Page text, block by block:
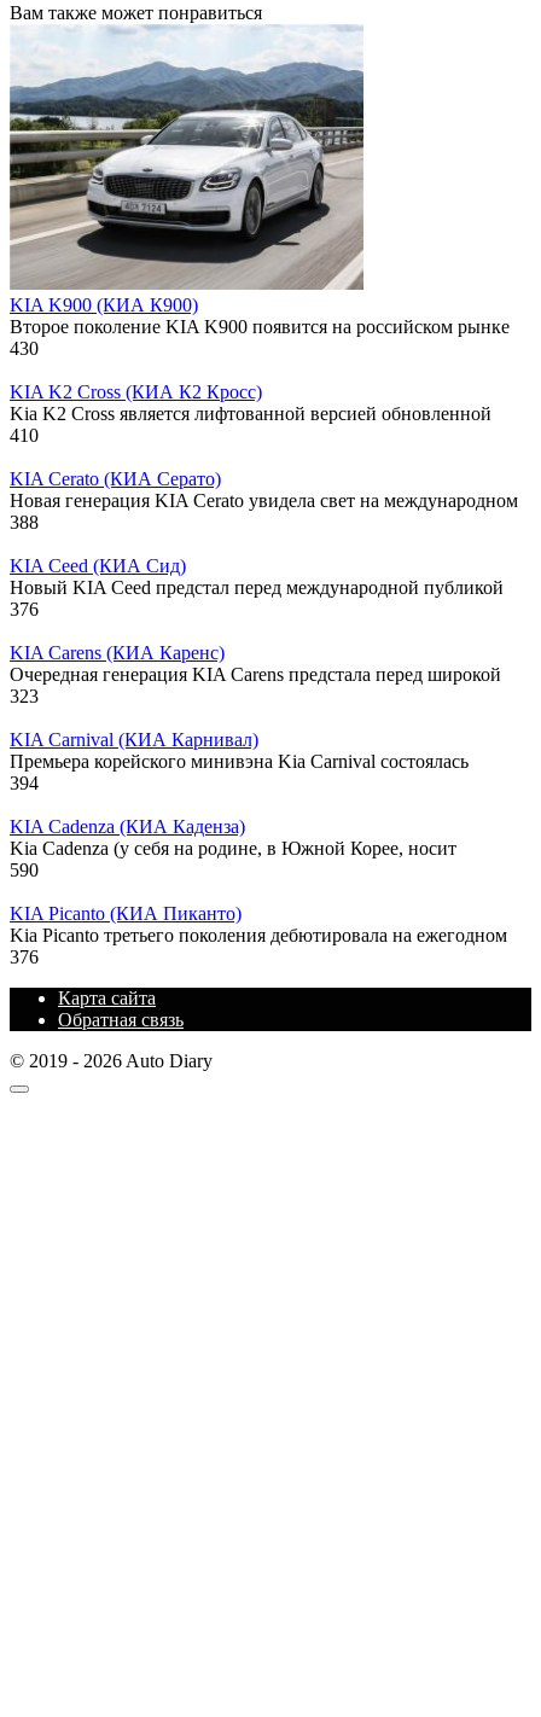
Вам также может понравиться
KIA K900 (КИА К900)
Второе поколение KIA K900 появится на российском рынке
430
KIA K2 Cross (КИА К2 Кросс)
Kia K2 Cross является лифтованной версией обновленной
410
KIA Cerato (КИА Серато)
Новая генерация KIA Cerato увидела свет на международном
388
KIA Ceed (КИА Сид)
Новый KIA Ceed предстал перед международной публикой
376
KIA Carens (КИА Каренс)
Очередная генерация KIA Carens предстала перед широкой
323
KIA Carnival (КИА Карнивал)
Премьера корейского минивэна Kia Carnival состоялась
394
KIA Cadenza (КИА Каденза)
Kia Cadenza (у себя на родине, в Южной Корее, носит
590
KIA Picanto (КИА Пиканто)
Kia Picanto третьего поколения дебютировала на ежегодном
376
Карта сайта
Обратная связь
© 2019 - 2026 Auto Diary